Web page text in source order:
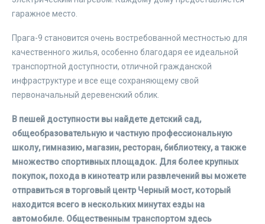
гаражное место.
Прага-9 становится очень востребованной местностью для
качественного жилья, особенно благодаря ее идеальной
транспортной доступности, отличной гражданской
инфраструктуре и все еще сохраняющему свой
первоначальный деревенский облик.
В пешей доступности вы найдете детский сад,
общеобразовательную и частную профессиональную
школу, гимназию, магазин, ресторан, библиотеку, а также
множество спортивных площадок. Для более крупных
покупок, похода в кинотеатр или развлечений вы можете
отправиться в торговый центр Черный мост, который
находится всего в нескольких минутах езды на
автомобиле. Общественным транспортом здесь